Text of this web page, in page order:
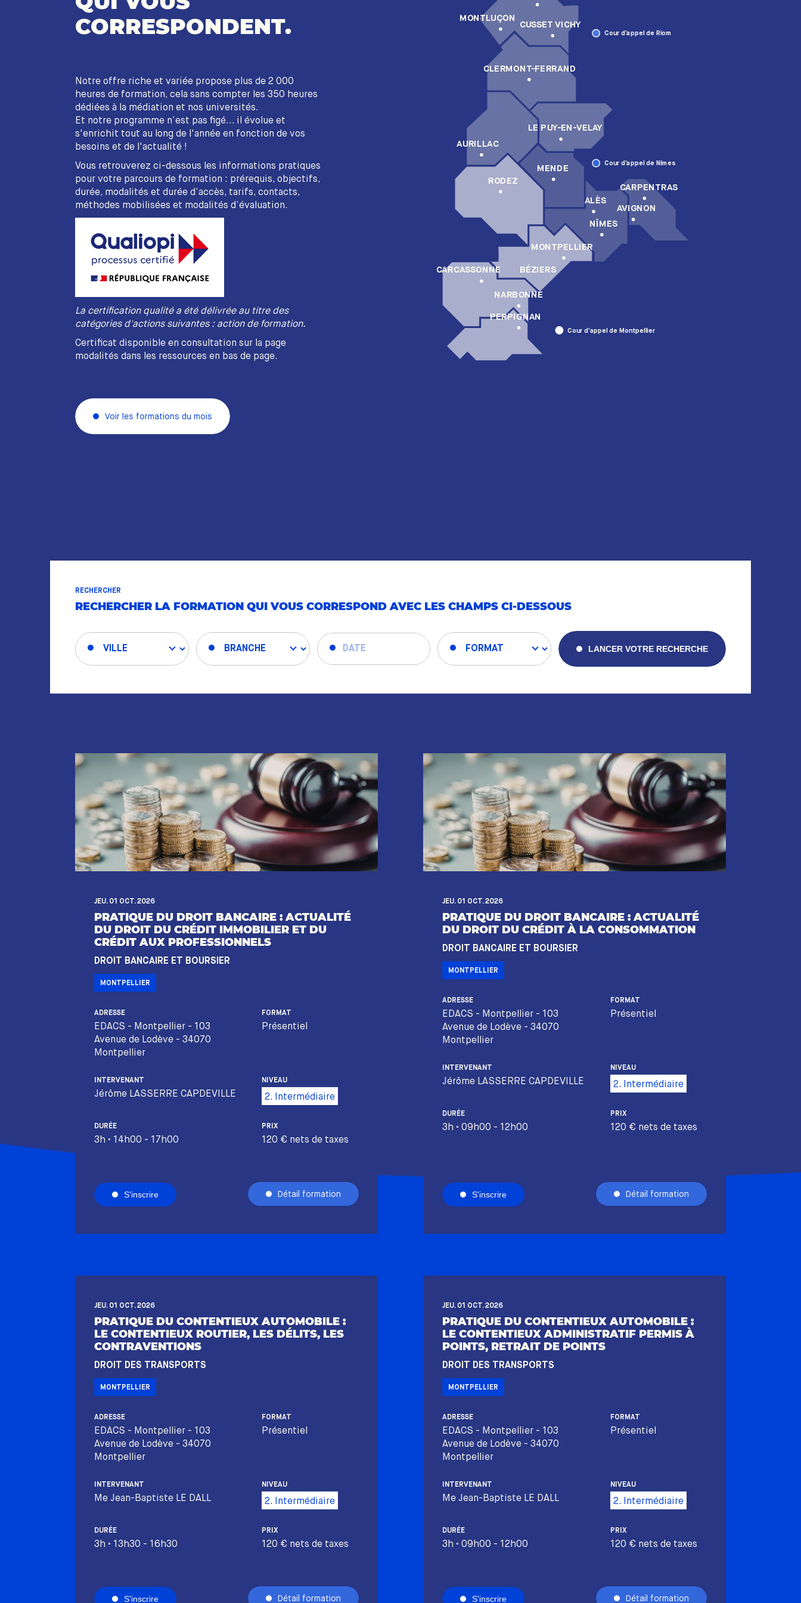
Cour d’appel de Riom
Cour d’appel de Nîmes
Cour d’appel de Montpellier
MONTPELLIER
NÎMES
ALÈS
AVIGNON
CARPENTRAS
MENDE
RODEZ
AURILLAC
LE PUY-EN-VELAY
CLERMONT-FERRAND
MONTLUÇON
CUSSET VICHY
BÉZIERS
NARBONNE
CARCASSONNE
PERPIGNAN
CORRESPONDENT.
Notre offre riche et variée propose plus de 2 000
heures de formation, cela sans compter les 350 heures
dédiées à la médiation et nos universités.
Et notre programme n’est pas figé... il évolue et
s'enrichit tout au long de l'année en fonction de vos
besoins et de l'actualité !
Vous retrouverez ci-dessous les informations pratiques
pour votre parcours de formation : prérequis, objectifs,
durée, modalités et durée d’accès, tarifs, contacts,
méthodes mobilisées et modalités d’évaluation.
La certification qualité a été délivrée au titre des
catégories d'actions suivantes : action de formation.
Certificat disponible en consultation sur la page
modalités dans les ressources en bas de page.
Voir les formations du mois
RECHERCHER
RECHERCHER LA FORMATION QUI VOUS CORRESPOND AVEC LES CHAMPS CI-DESSOUS
LANCER VOTRE RECHERCHE
JEU. 01 OCT. 2026
PRATIQUE DU DROIT BANCAIRE : ACTUALITÉ
DU DROIT DU CRÉDIT IMMOBILIER ET DU
CRÉDIT AUX PROFESSIONNELS
DROIT BANCAIRE ET BOURSIER
MONTPELLIER
ADRESSE
EDACS - Montpellier - 103
Avenue de Lodève - 34070
Montpellier
FORMAT
Présentiel
INTERVENANT
Jérôme LASSERRE CAPDEVILLE
NIVEAU
2. Intermédiaire
DURÉE
3h • 14h00 - 17h00
PRIX
120 € nets de taxes
S'inscrire Détail formation
JEU. 01 OCT. 2026
PRATIQUE DU DROIT BANCAIRE : ACTUALITÉ
DU DROIT DU CRÉDIT À LA CONSOMMATION
DROIT BANCAIRE ET BOURSIER
MONTPELLIER
ADRESSE
EDACS - Montpellier - 103
Avenue de Lodève - 34070
Montpellier
FORMAT
Présentiel
INTERVENANT
Jérôme LASSERRE CAPDEVILLE
NIVEAU
2. Intermédiaire
DURÉE
3h • 09h00 - 12h00
PRIX
120 € nets de taxes
S'inscrire Détail formation
JEU. 01 OCT. 2026
PRATIQUE DU CONTENTIEUX AUTOMOBILE :
LE CONTENTIEUX ROUTIER, LES DÉLITS, LES
CONTRAVENTIONS
DROIT DES TRANSPORTS
MONTPELLIER
ADRESSE
EDACS - Montpellier - 103
Avenue de Lodève - 34070
Montpellier
FORMAT
Présentiel
INTERVENANT
Me Jean-Baptiste LE DALL
NIVEAU
2. Intermédiaire
DURÉE
3h • 13h30 - 16h30
PRIX
120 € nets de taxes
S'inscrire Détail formation
JEU. 01 OCT. 2026
PRATIQUE DU CONTENTIEUX AUTOMOBILE :
LE CONTENTIEUX ADMINISTRATIF PERMIS À
POINTS, RETRAIT DE POINTS
DROIT DES TRANSPORTS
MONTPELLIER
ADRESSE
EDACS - Montpellier - 103
Avenue de Lodève - 34070
Montpellier
FORMAT
Présentiel
INTERVENANT
Me Jean-Baptiste LE DALL
NIVEAU
2. Intermédiaire
DURÉE
3h • 09h00 - 12h00
PRIX
120 € nets de taxes
S'inscrire Détail formation